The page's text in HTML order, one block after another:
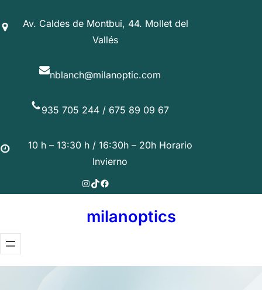
al
Av. Caldes de Montbui, 44. Mollet del
Vallés
nblanch@milanoptic.com
935 705 244 / 675 89 09 67
10 h – 13:30 h / 16:30h – 20h Horario
Invierno
Instagram
TikTok
Facebook
milanoptics